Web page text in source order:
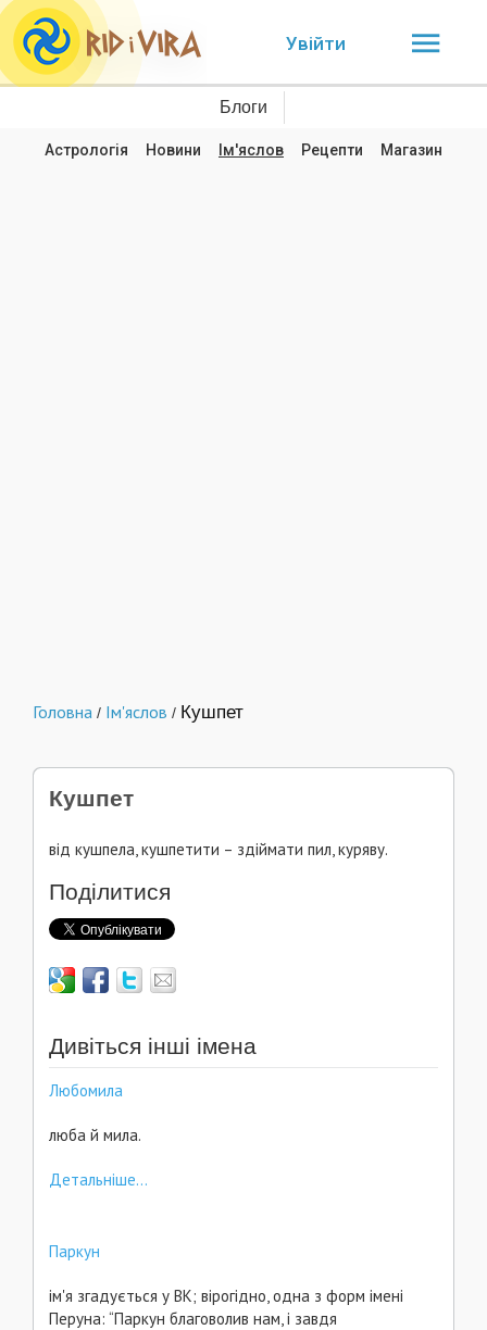
Увійти
Блоги
Астрологія Новини Ім'яслов Рецепти Магазин
Головна / Ім'яслов / Кушпет
Кушпет
від кушпела, кушпетити – здіймати пил, куряву.
Поділитися
Дивіться інші імена
Любомила
люба й мила.
Детальніше...
Паркун
ім'я згадується у ВК; вірогідно, одна з форм імені
Перуна: “Паркун благоволив нам, і завдя